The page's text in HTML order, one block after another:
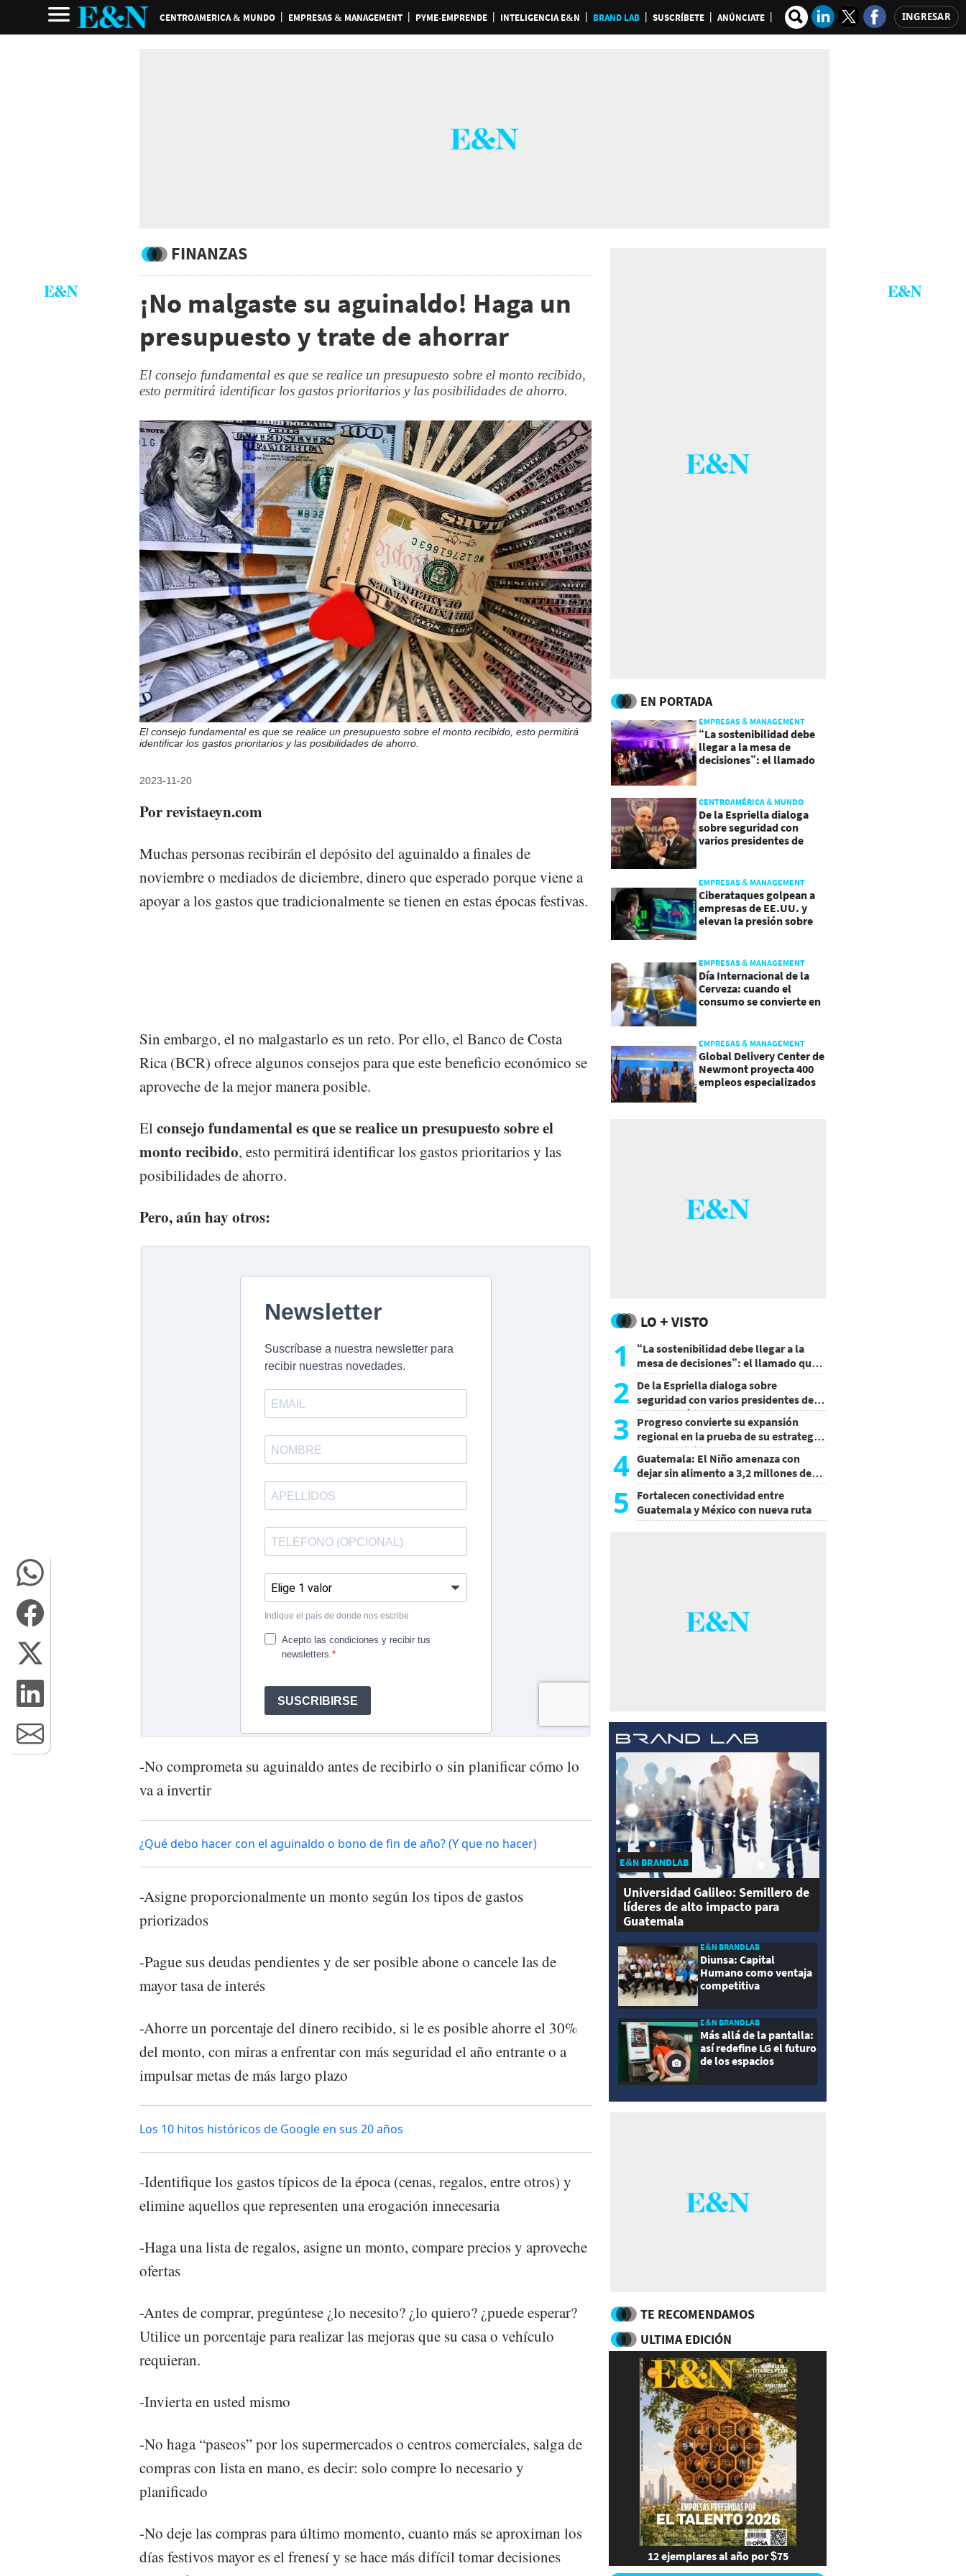
CENTROAMERICA & MUNDO EMPRESAS & MANAGEMENT PYME-EMPRENDE INTELIGENCIA E&N BRAND LAB SUSCRÍBETE ANÚNCIATE INGRESAR
FINANZAS
¡No malgaste su aguinaldo! Haga un
presupuesto y trate de ahorrar
El consejo fundamental es que se realice un presupuesto sobre el monto recibido,
esto permitirá identificar los gastos prioritarios y las posibilidades de ahorro.
El consejo fundamental es que se realice un presupuesto sobre el monto recibido, esto permitirá
identificar los gastos prioritarios y las posibilidades de ahorro.
2023-11-20
Por revistaeyn.com
Muchas personas recibirán el depósito del aguinaldo a finales de
noviembre o mediados de diciembre, dinero que esperado porque viene a
apoyar a los gastos que tradicionalmente se tienen en estas épocas festivas.
Sin embargo, el no malgastarlo es un reto. Por ello, el Banco de Costa
Rica (BCR) ofrece algunos consejos para que este beneficio económico se
aproveche de la mejor manera posible.
Elconsejo fundamental es que se realice un presupuesto sobre el
monto recibido, esto permitirá identificar los gastos prioritarios y las
posibilidades de ahorro.
Pero, aún hay otros:
-No comprometa su aguinaldo antes de recibirlo o sin planificar cómo lo
va a invertir
¿Qué debo hacer con el aguinaldo o bono de fin de año? (Y que no hacer)
-Asigne proporcionalmente un monto según los tipos de gastos
priorizados
-Pague sus deudas pendientes y de ser posible abone o cancele las de
mayor tasa de interés
-Ahorre un porcentaje del dinero recibido, si le es posible ahorre el 30%
del monto, con miras a enfrentar con más seguridad el año entrante o a
impulsar metas de más largo plazo
Los 10 hitos históricos de Google en sus 20 años
-Identifique los gastos típicos de la época (cenas, regalos, entre otros) y
elimine aquellos que representen una erogación innecesaria
-Haga una lista de regalos, asigne un monto, compare precios y aproveche
ofertas
-Antes de comprar, pregúntese ¿lo necesito? ¿lo quiero? ¿puede esperar?
Utilice un porcentaje para realizar las mejoras que su casa o vehículo
requieran.
-Invierta en usted mismo
-No haga “paseos” por los supermercados o centros comerciales, salga de
compras con lista en mano, es decir: solo compre lo necesario y
planificado
-No deje las compras para último momento, cuanto más se aproximan los
días festivos mayor es el frenesí y se hace más difícil tomar decisiones
EN PORTADA
EMPRESAS & MANAGEMENT
“La sostenibilidad debe
llegar a la mesa de
decisiones”: el llamado
CENTROAMÉRICA & MUNDO
De la Espriella dialoga
sobre seguridad con
varios presidentes de
EMPRESAS & MANAGEMENT
Ciberataques golpean a
empresas de EE.UU. y
elevan la presión sobre
EMPRESAS & MANAGEMENT
Día Internacional de la
Cerveza: cuando el
consumo se convierte en
EMPRESAS & MANAGEMENT
Global Delivery Center de
Newmont proyecta 400
empleos especializados
LO + VISTO
1
“La sostenibilidad debe llegar a la
mesa de decisiones”: el llamado que
deja CentraRSE
2 De la Espriella dialoga sobre
seguridad con varios presidentes de
Latinoamérica
3 Progreso convierte su expansión
regional en la prueba de su estrategia
de sostenibilidad
4 Guatemala: El Niño amenaza con
dejar sin alimento a 3,2 millones de
personas
5
Fortalecen conectividad entre
Guatemala y México con nueva ruta
E&N BRANDLAB
Universidad Galileo: Semillero de
líderes de alto impacto para
Guatemala
E&N BRANDLAB
Diunsa: Capital
Humano como ventaja
competitiva
E&N BRANDLAB
Más allá de la pantalla:
así redefine LG el futuro
de los espacios
TE RECOMENDAMOS
ULTIMA EDICIÓN
12 ejemplares al año por $75